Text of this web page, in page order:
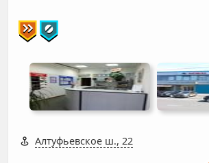
Алтуфьевское ш., 22